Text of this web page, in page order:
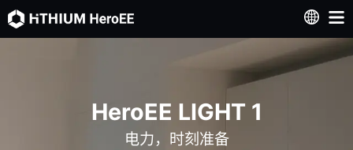
HeroEE LIGHT 1
电力，时刻准备